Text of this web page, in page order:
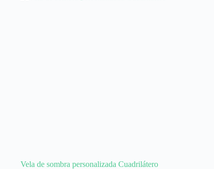
Vela de sombra personalizada Cuadrilátero